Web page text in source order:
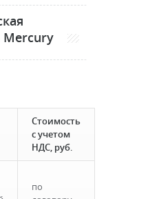
Mercury
Стоимость
с учетом
НДС, руб.
по